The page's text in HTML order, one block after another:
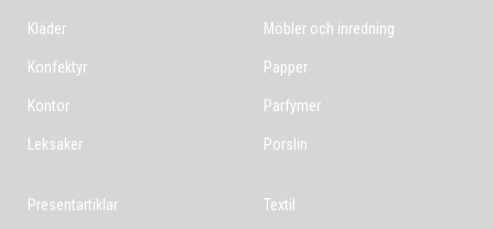
Kläder
Konfektyr
Kontor
Leksaker
Möbler och inredning
Papper
Parfymer
Porslin
Presentartiklar Textil